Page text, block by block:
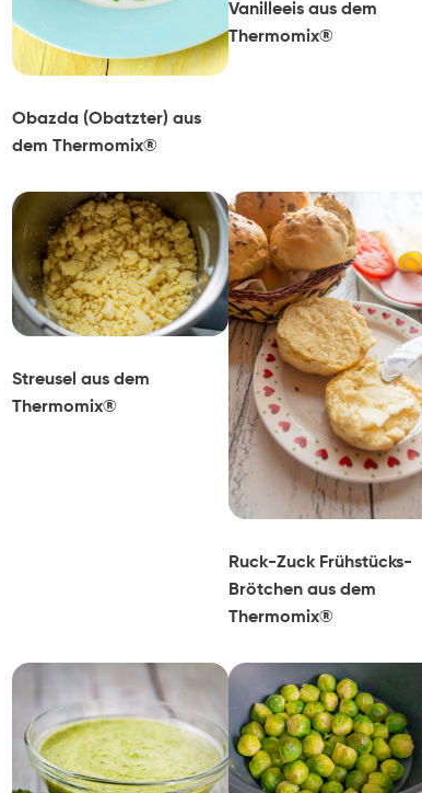
Obazda (Obatzter) aus
dem Thermomix®
Vanilleeis aus dem
Thermomix®
Streusel aus dem
Thermomix®
Ruck-Zuck Frühstücks-
Brötchen aus dem
Thermomix®